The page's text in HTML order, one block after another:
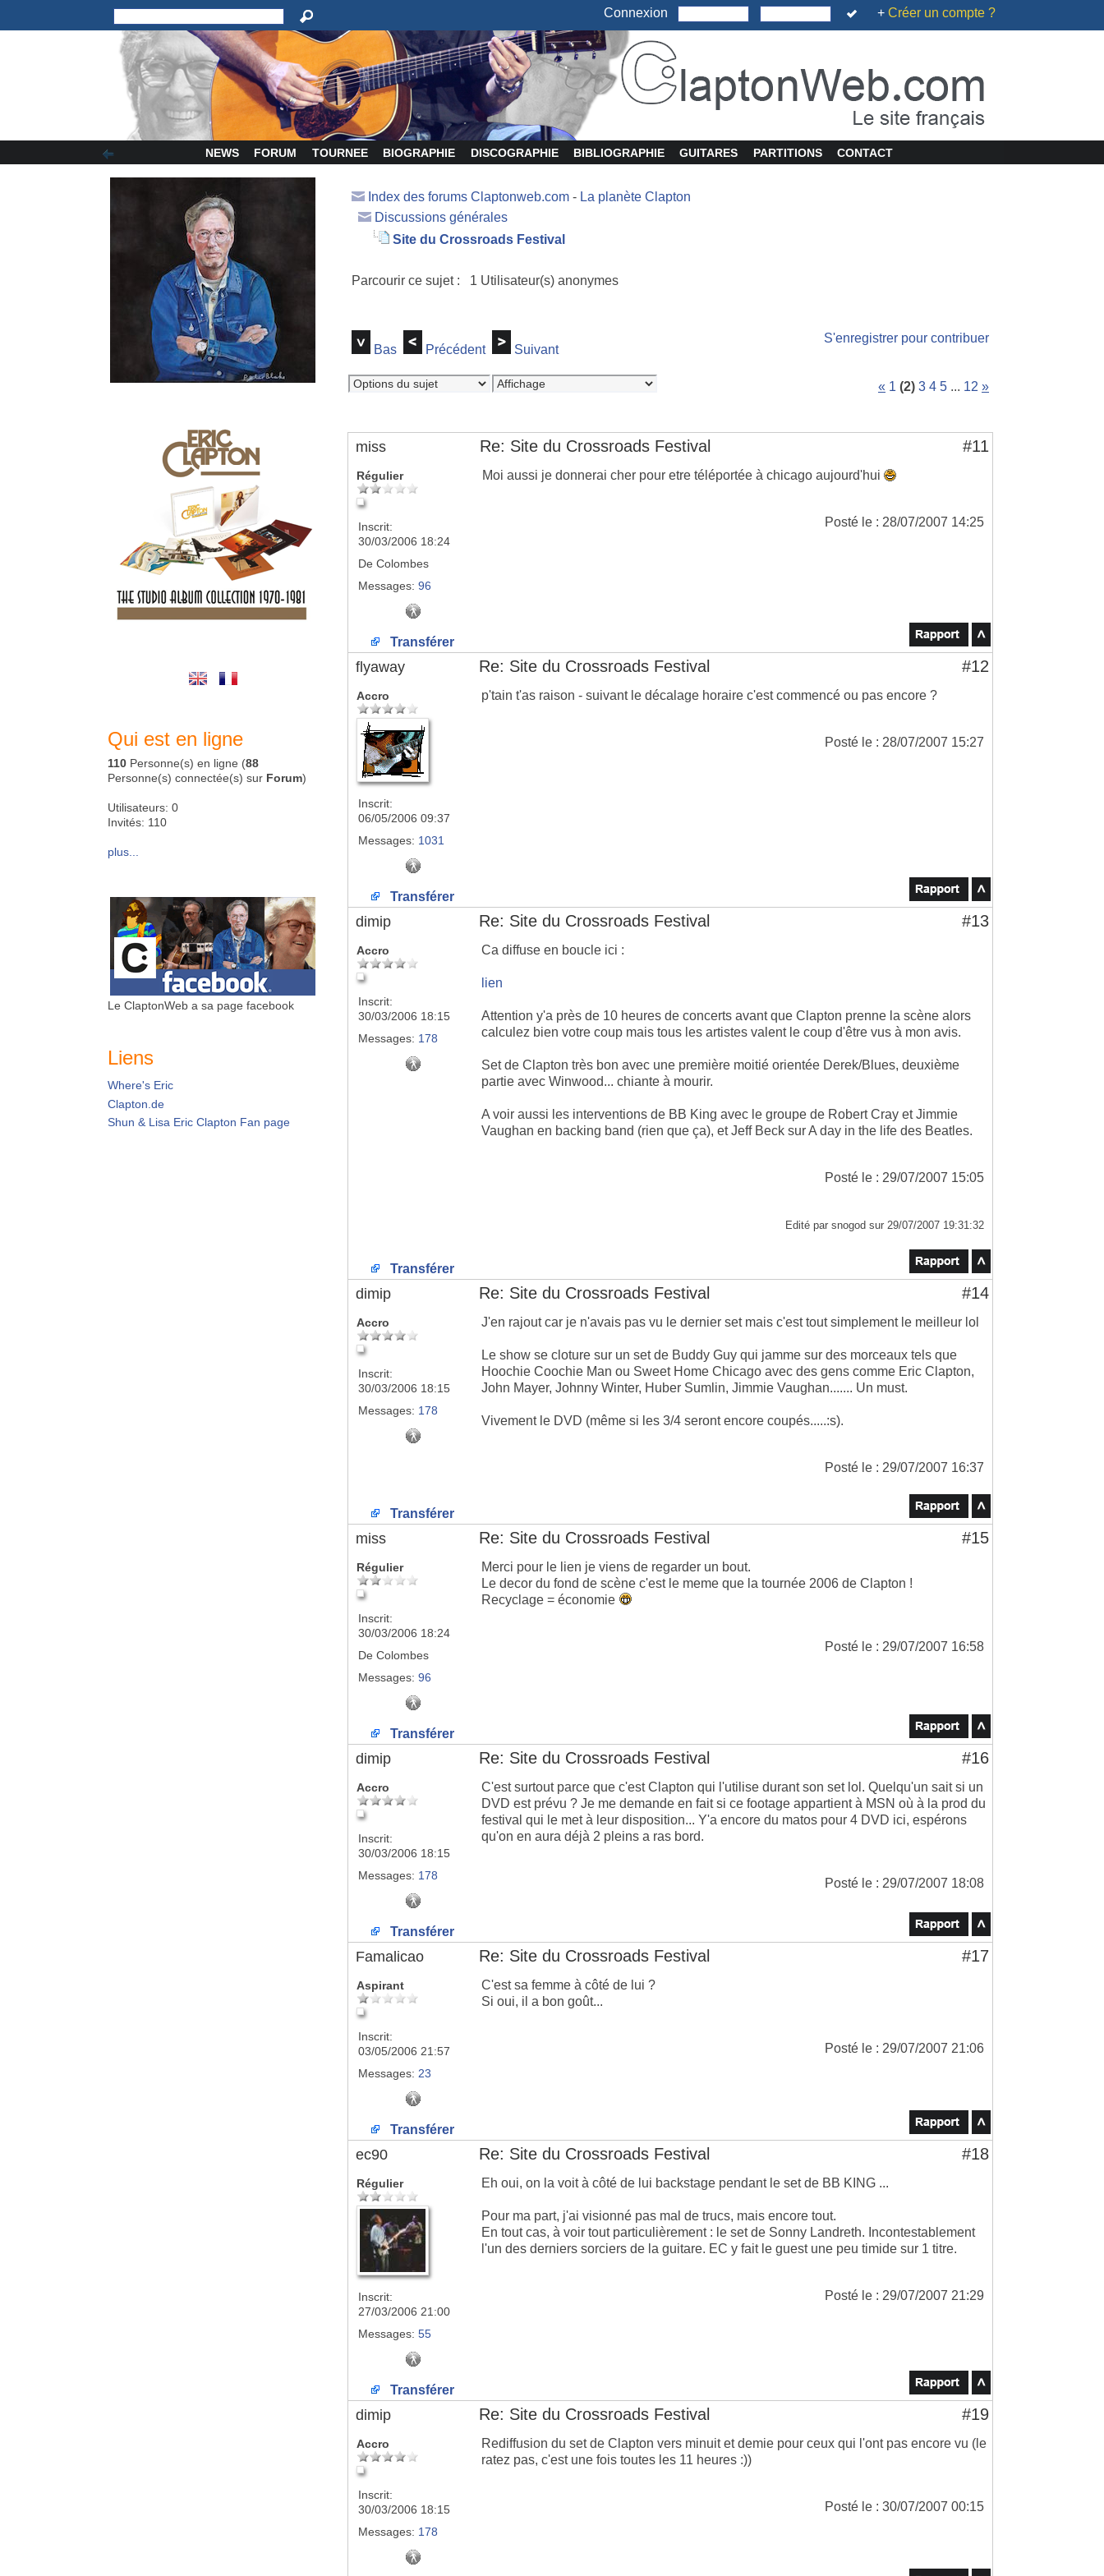
Connexion + Créer un compte ?
NEWS FORUM TOURNEE BIOGRAPHIE DISCOGRAPHIE BIBLIOGRAPHIE GUITARES PARTITIONS CONTACT
Qui est en ligne
110 Personne(s) en ligne (88
Personne(s) connectée(s) sur Forum)
Utilisateurs: 0
Invités: 110
plus...
Le ClaptonWeb a sa page facebook
Liens
Where's Eric
Clapton.de
Shun & Lisa Eric Clapton Fan page
Index des forums Claptonweb.com - La planète Clapton
Discussions générales
Site du Crossroads Festival
Parcourir ce sujet : 1 Utilisateur(s) anonymes
Bas Précédent Suivant
S'enregistrer pour contribuer
« 1 (2) 3 4 5 ... 12 »
miss Re: Site du Crossroads Festival #11
Régulier
Inscrit:
30/03/2006 18:24
De Colombes
Messages: 96
Moi aussi je donnerai cher pour etre téléportée à chicago aujourd'hui
Posté le : 28/07/2007 14:25
Transférer
flyaway Re: Site du Crossroads Festival #12
Accro
Inscrit:
06/05/2006 09:37
Messages: 1031
p'tain t'as raison - suivant le décalage horaire c'est commencé ou pas encore ?
Posté le : 28/07/2007 15:27
Transférer
dimip Re: Site du Crossroads Festival #13
Accro
Inscrit:
30/03/2006 18:15
Messages: 178
Ca diffuse en boucle ici :
lien
Attention y'a près de 10 heures de concerts avant que Clapton prenne la scène alors
calculez bien votre coup mais tous les artistes valent le coup d'être vus à mon avis.
Set de Clapton très bon avec une première moitié orientée Derek/Blues, deuxième
partie avec Winwood... chiante à mourir.
A voir aussi les interventions de BB King avec le groupe de Robert Cray et Jimmie
Vaughan en backing band (rien que ça), et Jeff Beck sur A day in the life des Beatles.
Posté le : 29/07/2007 15:05
Edité par snogod sur 29/07/2007 19:31:32
Transférer
dimip Re: Site du Crossroads Festival #14
Accro
Inscrit:
30/03/2006 18:15
Messages: 178
J'en rajout car je n'avais pas vu le dernier set mais c'est tout simplement le meilleur lol
Le show se cloture sur un set de Buddy Guy qui jamme sur des morceaux tels que
Hoochie Coochie Man ou Sweet Home Chicago avec des gens comme Eric Clapton,
John Mayer, Johnny Winter, Huber Sumlin, Jimmie Vaughan....... Un must.
Vivement le DVD (même si les 3/4 seront encore coupés.....:s).
Posté le : 29/07/2007 16:37
Transférer
miss Re: Site du Crossroads Festival #15
Régulier
Inscrit:
30/03/2006 18:24
De Colombes
Messages: 96
Merci pour le lien je viens de regarder un bout.
Le decor du fond de scène c'est le meme que la tournée 2006 de Clapton !
Recyclage = économie
Posté le : 29/07/2007 16:58
Transférer
dimip Re: Site du Crossroads Festival #16
Accro
Inscrit:
30/03/2006 18:15
Messages: 178
C'est surtout parce que c'est Clapton qui l'utilise durant son set lol. Quelqu'un sait si un
DVD est prévu ? Je me demande en fait si ce footage appartient à MSN où à la prod du
festival qui le met à leur disposition... Y'a encore du matos pour 4 DVD ici, espérons
qu'on en aura déjà 2 pleins a ras bord.
Posté le : 29/07/2007 18:08
Transférer
Famalicao Re: Site du Crossroads Festival #17
Aspirant
Inscrit:
03/05/2006 21:57
Messages: 23
C'est sa femme à côté de lui ?
Si oui, il a bon goût...
Posté le : 29/07/2007 21:06
Transférer
ec90 Re: Site du Crossroads Festival #18
Régulier
Inscrit:
27/03/2006 21:00
Messages: 55
Eh oui, on la voit à côté de lui backstage pendant le set de BB KING ...
Pour ma part, j'ai visionné pas mal de trucs, mais encore tout.
En tout cas, à voir tout particulièrement : le set de Sonny Landreth. Incontestablement
l'un des derniers sorciers de la guitare. EC y fait le guest une peu timide sur 1 titre.
Posté le : 29/07/2007 21:29
Transférer
dimip Re: Site du Crossroads Festival #19
Accro
Inscrit:
30/03/2006 18:15
Messages: 178
Rediffusion du set de Clapton vers minuit et demie pour ceux qui l'ont pas encore vu (le
ratez pas, c'est une fois toutes les 11 heures :))
Posté le : 30/07/2007 00:15